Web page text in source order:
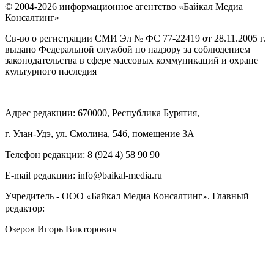
© 2004-2026 информационное агентство «Байкал Медиа
Консалтинг»
Св-во о регистрации СМИ Эл № ФС 77-22419 от 28.11.2005 г.
выдано Федеральной службой по надзору за соблюдением
законодательства в сфере массовых коммуникаций и охране
культурного наследия
Адрес редакции: 670000, Республика Бурятия,
г. Улан-Удэ, ул. Смолина, 54б, помещение 3А
Телефон редакции: ‎‎8 (924 4) 58 90 90
E-mail редакции: info@baikal-media.ru
Учредитель - ООО «Байкал Медиа Консалтинг». Главный
редактор:
Озеров Игорь Викторович